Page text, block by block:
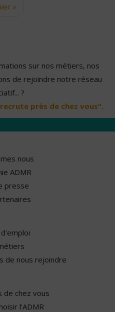
»
sur nos métiers, nos
de rejoindre notre réseau
?
près de chez vous".
nous
ADMR
presse
de nous rejoindre
de chez vous
l'ADMR